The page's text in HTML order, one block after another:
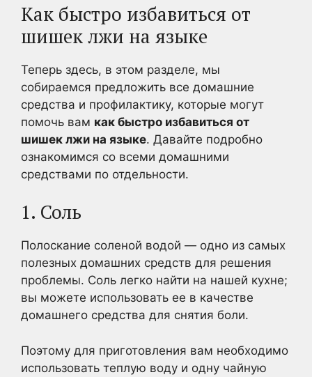
Как быстро избавиться от
шишек лжи на языке
Теперь здесь, в этом разделе, мы
собираемся предложить все домашние
средства и профилактику, которые могут
помочь вам как быстро избавиться от
шишек лжи на языке. Давайте подробно
ознакомимся со всеми домашними
средствами по отдельности.
1. Соль
Полоскание соленой водой — одно из самых
полезных домашних средств для решения
проблемы. Соль легко найти на нашей кухне;
вы можете использовать ее в качестве
домашнего средства для снятия боли.
Поэтому для приготовления вам необходимо
использовать теплую воду и одну чайную